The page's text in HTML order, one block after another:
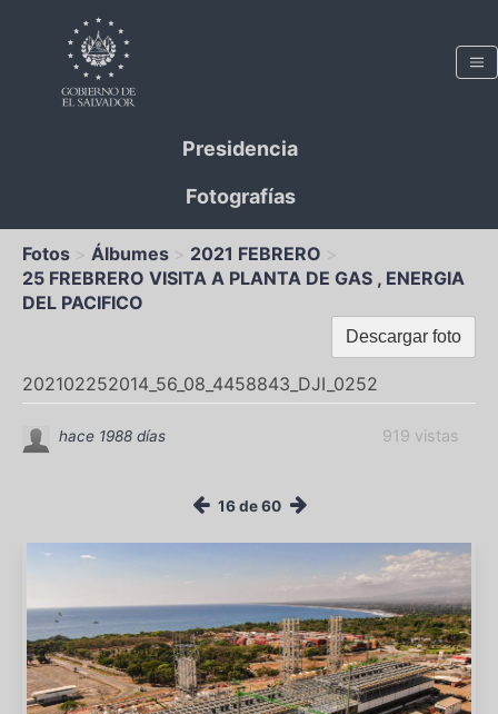
Presidencia
Fotografías
Fotos Álbumes
2021 FEBRERO
25 FREBRERO VISITA A PLANTA DE GAS , ENERGIA
DEL PACIFICO
Descargar foto
202102252014_56_08_4458843_DJI_0252
919 vistas
hace 1988 días
16 de 60